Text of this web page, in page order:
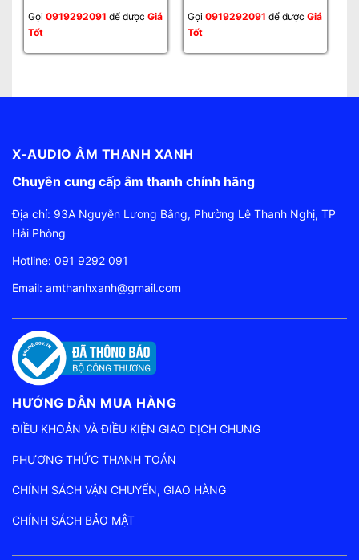
Gọi 0919292091 để được Giá
Tốt
Gọi 0919292091 để được Giá
Tốt
X-AUDIO ÂM THANH XANH
Chuyên cung cấp âm thanh chính hãng
Địa chỉ: 93A Nguyễn Lương Bằng, Phường Lê Thanh Nghị, TP
Hải Phòng
Hotline: 091 9292 091
Email: amthanhxanh@gmail.com
HƯỚNG DẪN MUA HÀNG
ĐIỀU KHOẢN VÀ ĐIỀU KIỆN GIAO DỊCH CHUNG
PHƯƠNG THỨC THANH TOÁN
CHÍNH SÁCH VẬN CHUYỂN, GIAO HÀNG
CHÍNH SÁCH BẢO MẬT